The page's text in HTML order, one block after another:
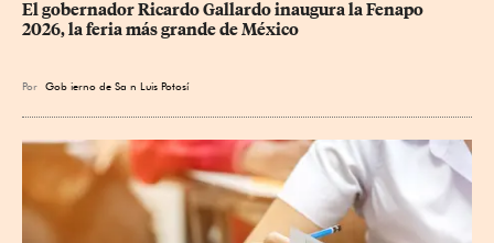
​El gobernador Ricardo Gallardo inaugura la Fenapo
2026, la feria más grande de México
Por Gob ierno de Sa n Luis Potosí